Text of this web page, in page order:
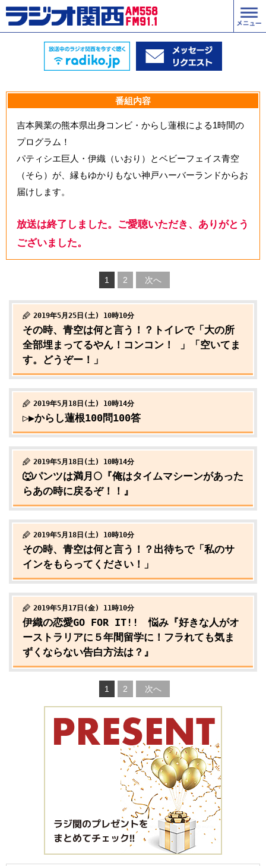
番組内容
吉本興業の熊本県出身コンビ・からし蓮根による1時間の
プログラム！
パティシエ巨人・伊織（いおり）とベビーフェイス青空
（そら）が、縁もゆかりもない神戸ハーバーランドからお
届けします。
放送は終了しました。ご愛聴いただき、ありがとう
ございました。
1 2 次へ
2019年5月25日(土) 10時10分
その時、青空は何と言う！？トイレで「大の所
全部埋まってるやん！コンコン！ 」「空いてま
す。どうぞー！」
2019年5月18日(土) 10時14分
▷▶からし蓮根100問100答
2019年5月18日(土) 10時14分
🐺パンツは満月🌕『俺はタイムマシーンがあった
らあの時に戻るぞ！！』
2019年5月18日(土) 10時10分
その時、青空は何と言う！？出待ちで「私のサ
インをもらってください！」
2019年5月17日(金) 11時10分
伊織の恋愛GO FOR IT!! 悩み『好きな人がオ
ーストラリアに５年間留学に！フラれても気ま
ずくならない告白方法は？』
1 2 次へ